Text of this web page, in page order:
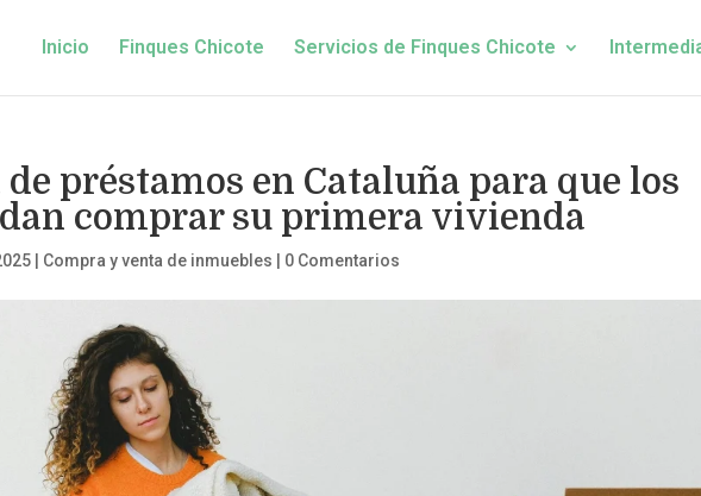
Inicio Finques Chicote Servicios de Finques Chicote
préstamos en Cataluña para que los
comprar su primera vivienda
Compra y venta de inmuebles 0 Comentarios